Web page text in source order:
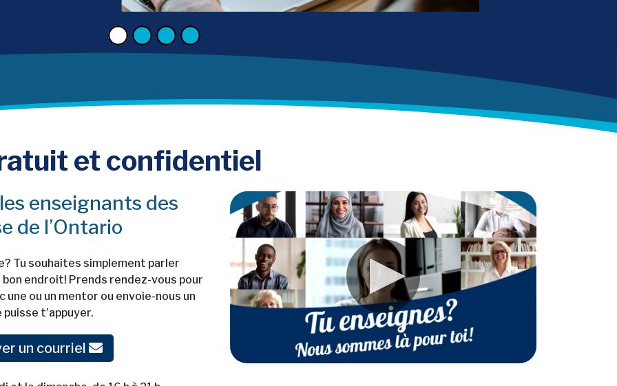
et confidentiel
enseignants des
de l’Ontario
Tu souhaites simplement parler
bon endroit! Prends rendez-vous pour
ou un mentor ou envoie-nous un
t’appuyer.
un courriel